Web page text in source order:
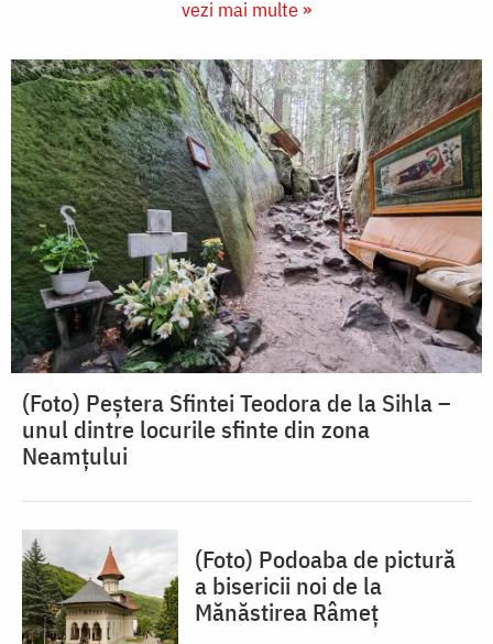
vezi mai multe »
(Foto) Peștera Sfintei Teodora de la Sihla –
unul dintre locurile sfinte din zona
Neamțului
(Foto) Podoaba de pictură
a bisericii noi de la
Mănăstirea Râmeț